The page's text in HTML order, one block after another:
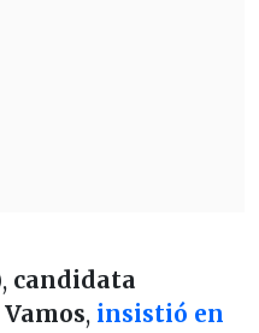
, candidata
, insistió en